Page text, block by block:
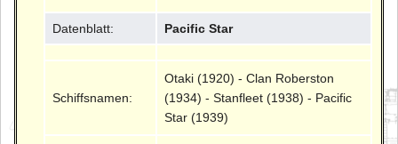
Datenblatt: Pacific Star
Schiffsnamen:
Otaki (1920) - Clan Roberston
(1934) - Stanfleet (1938) - Pacific
Star (1939)